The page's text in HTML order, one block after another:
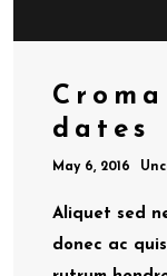
dates
May 6, 2016
Aliquet sed
donec ac